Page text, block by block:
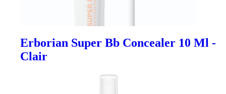
Erborian Super Bb Concealer 10 Ml -
Clair